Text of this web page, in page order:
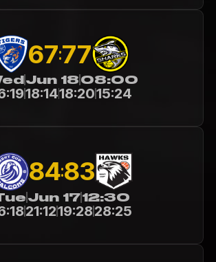
67:77
Jun 1808:00
18:1418:2015:24
84:83
Jun 1712:30
21:1219:2828:25